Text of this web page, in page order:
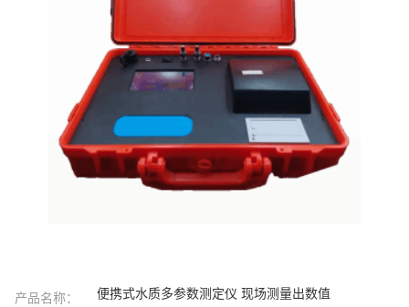
产品名称： 便携式水质多参数测定仪 现场测量出数值